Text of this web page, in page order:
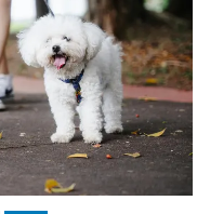
de 2025, 07:00
de 2025, 20:39